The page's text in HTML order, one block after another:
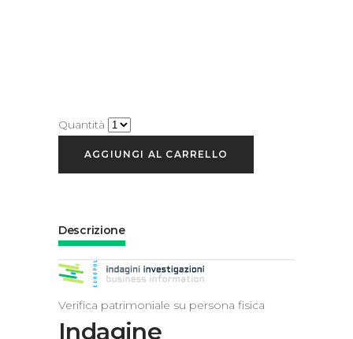
Quantità
AGGIUNGI AL CARRELLO
Descrizione
Verifica patrimoniale su persona fisica
Indagine